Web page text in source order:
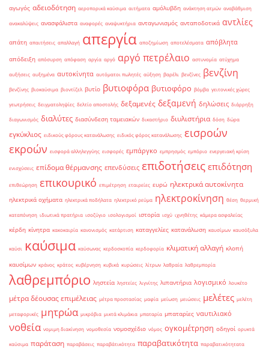
αγωγός αδειοδότηση αεροπορικά καύσιμα αιτήματα αμόλυβδη ανάκτηση ατμών αναβάθμιση
ανακαλύψεις ανασφάλιστα αναφορές αναψυκτήρια ανταγωνισμός ανταποδοτικά αντλίες
απάτη απαιτήσεις απαλλαγή απεργία αποζημίωση αποτελέσματα απόβλητα
απόδειξη απόσυρση απόφαση αργία αργό αργό πετρέλαιο αστυνομία ατύχημα
αυξήσεις αυξημένα αυτοκίνητα αυτόματοι πωλητές αύξηση βαρέλι βενζίνες βενζίνη
βενζίνης βιοκαύσιμα βιοντίζελ βυτίο βυτιοφόρα βυτιοφόρο βόμβα γειτονικές χώρες
γεωτρήσεις δειγματοληψίες δελτίο αποστολής δεξαμενές δεξαμενή δηλώσεις διάρρηξη
διαγωνισμός διαλύτες διασύνδεση ταμειακών δικαστήριο διυλιστήρια δόση δώρα
εγκύκλιος ειδικούς φόρους κατανάλωσης ειδικός φόρος κατανάλωσης εισροών
εκροών εισφορά αλληλεγγύης εισφορές εμπάργκο εμπρησμός εμπόριο ενεργειακή κρίση
ενισχύσεις επίδομα θέρμανσης επενδύσεις επιδοτήσεις επιδότηση
επιθεώρηση επικουρικό επιμέτρηση εταιρείες ευρώ ηλεκτρικά αυτοκίνητα
ηλεκτρικά οχήματα ηλεκτρικά ποδήλατα ηλεκτρικό ρεύμα ηλεκτροκίνηση θέση θερμική
καταπόνηση ιδιωτικά πρατήρια ισοζύγιο ισολογισμοί ιστορία ισχύ ιχνηθέτης κάμερα ασφαλείας
κέρδη κίνητρα κακοκαιρία κανονισμός κατάρτιση καταγγελίες κατανάλωση καυσίμων καυσόξυλα
καύσι καύσιμα καύσωνας κερδοσκοπία κερδοφορία κλιματική αλλαγή κλοπή
καυσίμων κράνος κράτος κυβέρνηση κυβικά κυρώσεις λίτρων λαθραία λαθρεμπορία
λαθρεμπόριο ληστεία ληστείες λιγνίτης λιπαντήρια λογισμικό λουκέτο
μέτρα δέουσας επιμέλειας μέτρα προστασίας μαφία μείωση μειώσεις μελέτες μελέτη
μεταφορικές μητρώα μικρόβια μικτά κλιμάκια μπαταρία μπαταρίες ναυτιλιακό
νοθεία νομιμη διακίνηση νομοθεσία νομοσχέδιο νόμος ογκομέτρηση οδηγοί ορυκτά
καύσιμα παράταση παραβάσεις παραβάτικότητα παραβατικότητα παραβατικότητατα